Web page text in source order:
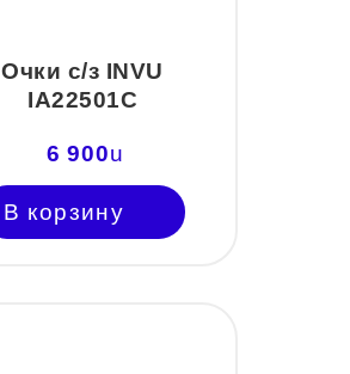
Очки с/з INVU
IA22501C
6 900u
В корзину